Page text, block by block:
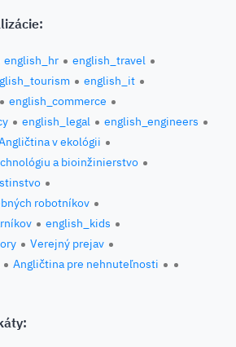
english_hr
english_travel
english_it
english_commerce
english_legal
english_engineers
v ekológii
a bioinžinierstvo
robotníkov
english_kids
Verejný prejav
Angličtina pre nehnuteľnosti